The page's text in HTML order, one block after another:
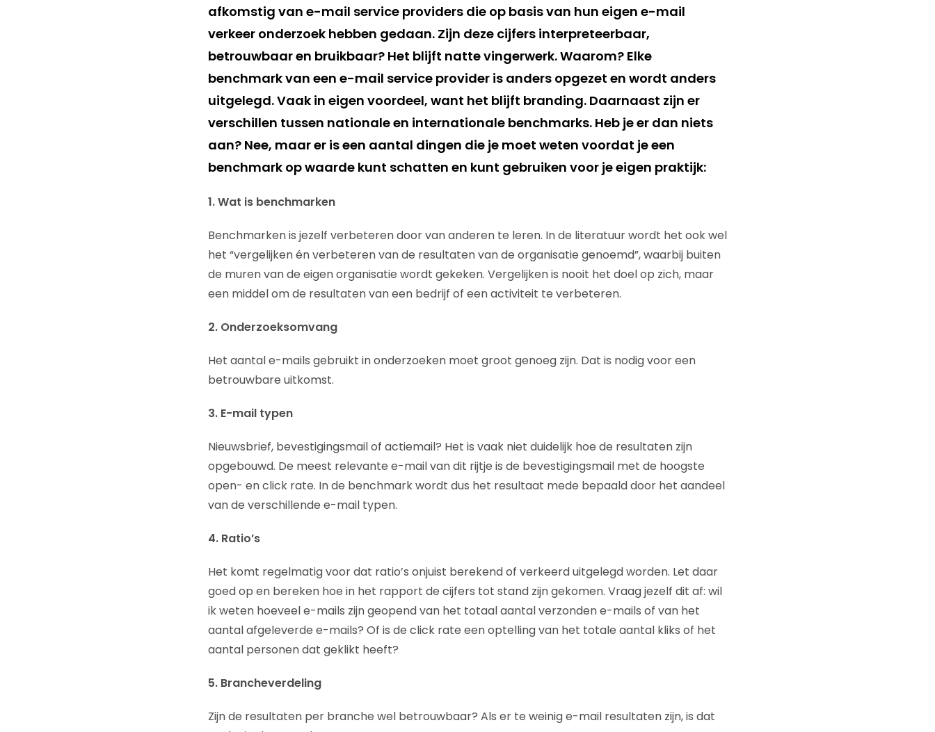
afkomstig van e-mail service providers die op basis van hun eigen e-mail
verkeer onderzoek hebben gedaan. Zijn deze cijfers interpreteerbaar,
betrouwbaar en bruikbaar? Het blijft natte vingerwerk. Waarom? Elke
benchmark van een e-mail service provider is anders opgezet en wordt anders
uitgelegd. Vaak in eigen voordeel, want het blijft branding. Daarnaast zijn er
verschillen tussen nationale en internationale benchmarks. Heb je er dan niets
aan? Nee, maar er is een aantal dingen die je moet weten voordat je een
benchmark op waarde kunt schatten en kunt gebruiken voor je eigen praktijk:
1. Wat is benchmarken
Benchmarken is jezelf verbeteren door van anderen te leren. In de literatuur wordt het ook wel
het “vergelijken én verbeteren van de resultaten van de organisatie genoemd”, waarbij buiten
de muren van de eigen organisatie wordt gekeken. Vergelijken is nooit het doel op zich, maar
een middel om de resultaten van een bedrijf of een activiteit te verbeteren.
2. Onderzoeksomvang
Het aantal e-mails gebruikt in onderzoeken moet groot genoeg zijn. Dat is nodig voor een
betrouwbare uitkomst.
3. E-mail typen
Nieuwsbrief, bevestigingsmail of actiemail? Het is vaak niet duidelijk hoe de resultaten zijn
opgebouwd. De meest relevante e-mail van dit rijtje is de bevestigingsmail met de hoogste
open- en click rate. In de benchmark wordt dus het resultaat mede bepaald door het aandeel
van de verschillende e-mail typen.
4. Ratio’s
Het komt regelmatig voor dat ratio’s onjuist berekend of verkeerd uitgelegd worden. Let daar
goed op en bereken hoe in het rapport de cijfers tot stand zijn gekomen. Vraag jezelf dit af: wil
ik weten hoeveel e-mails zijn geopend van het totaal aantal verzonden e-mails of van het
aantal afgeleverde e-mails? Of is de click rate een optelling van het totale aantal kliks of het
aantal personen dat geklikt heeft?
5. Brancheverdeling
Zijn de resultaten per branche wel betrouwbaar? Als er te weinig e-mail resultaten zijn, is dat